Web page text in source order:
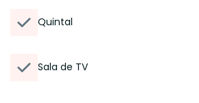
Quintal
Sala de TV